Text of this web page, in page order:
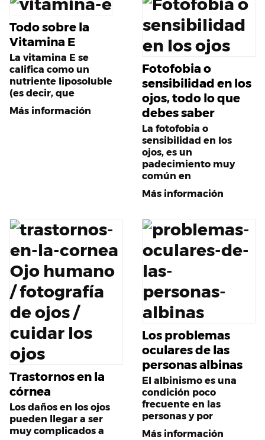
Todo sobre la
Vitamina E
La vitamina E se
califica como un
nutriente liposoluble
(es decir, que
Más información
Fotofobia o
sensibilidad en los
ojos, todo lo que
debes saber
La fotofobia o
sensibilidad en los
ojos, es un
padecimiento muy
común en
Más información
Trastornos en la
córnea
Los daños en los ojos
pueden llegar a ser
muy complicados a
Los problemas
oculares de las
personas albinas
El albinismo es una
condición poco
frecuente en las
personas y por
Más información